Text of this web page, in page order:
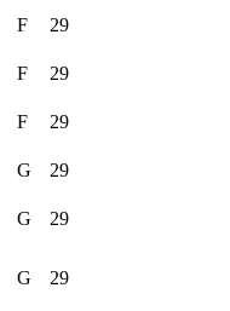
F 29
F
29
F 29
G
29
G
29
G 29